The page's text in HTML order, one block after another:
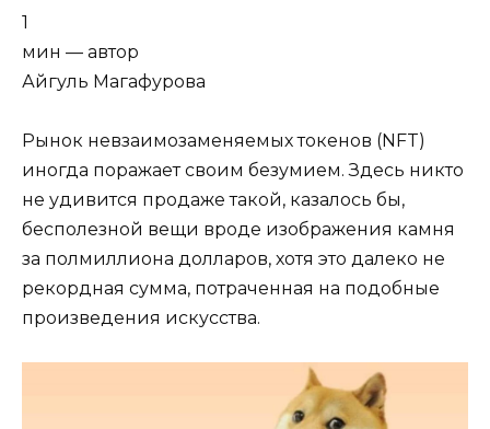
1
мин — автор
Айгуль Магафурова
Рынок невзаимозаменяемых токенов (NFT)
иногда поражает своим безумием. Здесь никто
не удивится продаже такой, казалось бы,
бесполезной вещи вроде изображения камня
за полмиллиона долларов, хотя это далеко не
рекордная сумма, потраченная на подобные
произведения искусства.